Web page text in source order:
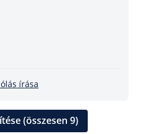
írása
(összesen 9)